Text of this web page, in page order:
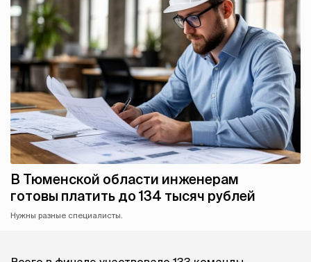
В Тюменской области инженерам
готовы платить до 134 тысяч рублей
Нужны разные специалисты.